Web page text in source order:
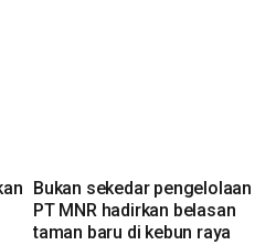
Bukan sekedar pengelolaan
PT MNR hadirkan belasan
taman baru di kebun raya